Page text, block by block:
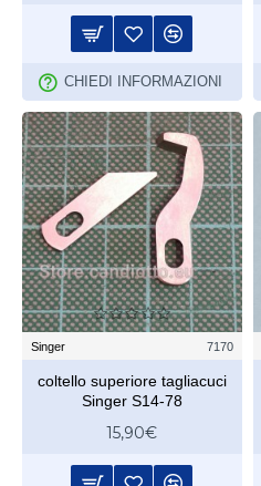
CHIEDI INFORMAZIONI
Singer 7170
coltello superiore tagliacuci
Singer S14-78
15,90€